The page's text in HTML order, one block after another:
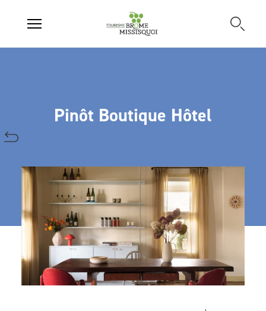
Pinôt Boutique Hôtel